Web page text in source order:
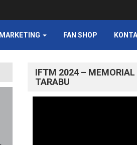
MARKETING FAN SHOP
IFTM 2024 –
TARABU